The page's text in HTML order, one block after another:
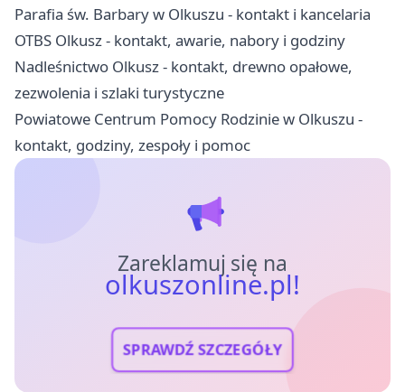
Parafia św. Barbary w Olkuszu - kontakt i kancelaria
OTBS Olkusz - kontakt, awarie, nabory i godziny
Nadleśnictwo Olkusz - kontakt, drewno opałowe,
zezwolenia i szlaki turystyczne
Powiatowe Centrum Pomocy Rodzinie w Olkuszu -
kontakt, godziny, zespoły i pomoc
Zareklamuj się na
olkuszonline.pl!
SPRAWDŹ SZCZEGÓŁY